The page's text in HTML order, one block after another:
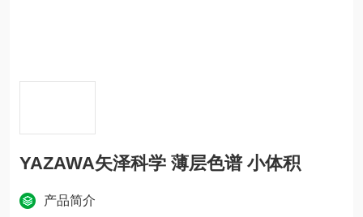
YAZAWA矢泽科学 薄层色谱 小体积
产品简介